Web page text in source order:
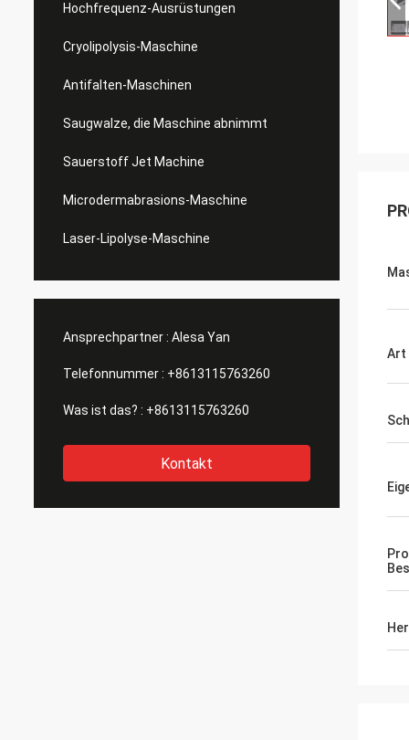
Hochfrequenz-Ausrüstungen
Cryolipolysis-Maschine
Antifalten-Maschinen
Saugwalze, die Maschine abnimmt
Sauerstoff Jet Machine
Microdermabrasions-Maschine
Laser-Lipolyse-Maschine
Ansprechpartner : Alesa Yan
Telefonnummer : +8613115763260
Was ist das? : +8613115763260
Kontakt
Art